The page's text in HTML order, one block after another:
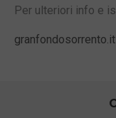
Per ulteriori info e
granfondosorrento.it